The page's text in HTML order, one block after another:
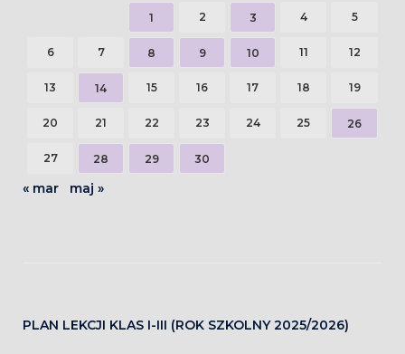
1 2 3 4 5
6 7 8 9 10 11 12
13 14 15 16 17 18 19
20 21 22 23 24 25 26
27 28 29 30
« mar maj »
PLAN LEKCJI KLAS I-III (ROK SZKOLNY 2025/2026)